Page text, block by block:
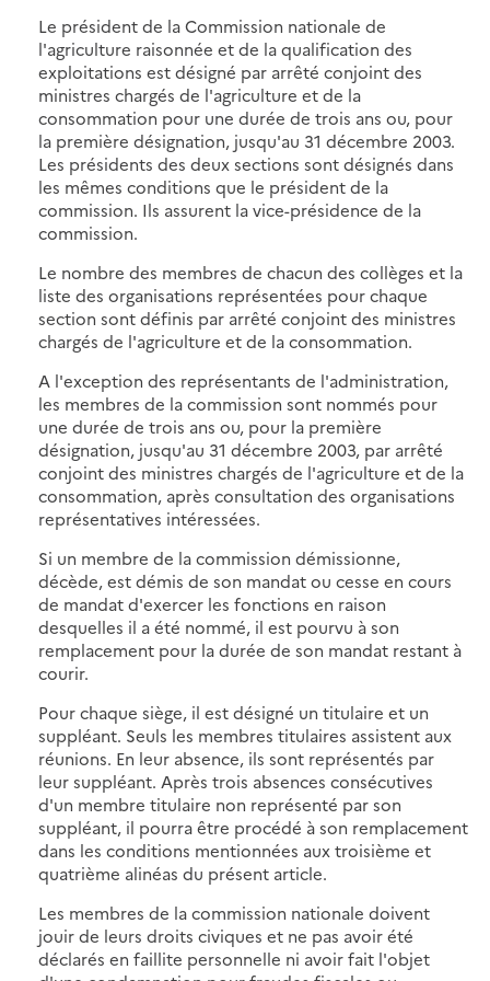
Le président de la Commission nationale de
l'agriculture raisonnée et de la qualification des
exploitations est désigné par arrêté conjoint des
ministres chargés de l'agriculture et de la
consommation pour une durée de trois ans ou, pour
la première désignation, jusqu'au 31 décembre 2003.
Les présidents des deux sections sont désignés dans
les mêmes conditions que le président de la
commission. Ils assurent la vice-présidence de la
commission.
Le nombre des membres de chacun des collèges et la
liste des organisations représentées pour chaque
section sont définis par arrêté conjoint des ministres
chargés de l'agriculture et de la consommation.
A l'exception des représentants de l'administration,
les membres de la commission sont nommés pour
une durée de trois ans ou, pour la première
désignation, jusqu'au 31 décembre 2003, par arrêté
conjoint des ministres chargés de l'agriculture et de la
consommation, après consultation des organisations
représentatives intéressées.
Si un membre de la commission démissionne,
décède, est démis de son mandat ou cesse en cours
de mandat d'exercer les fonctions en raison
desquelles il a été nommé, il est pourvu à son
remplacement pour la durée de son mandat restant à
courir.
Pour chaque siège, il est désigné un titulaire et un
suppléant. Seuls les membres titulaires assistent aux
réunions. En leur absence, ils sont représentés par
leur suppléant. Après trois absences consécutives
d'un membre titulaire non représenté par son
suppléant, il pourra être procédé à son remplacement
dans les conditions mentionnées aux troisième et
quatrième alinéas du présent article.
Les membres de la commission nationale doivent
jouir de leurs droits civiques et ne pas avoir été
déclarés en faillite personnelle ni avoir fait l'objet